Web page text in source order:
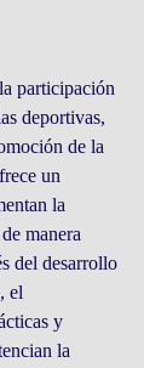
participación
deportivas,
de la
un
la
manera
del desarrollo
el
y
la